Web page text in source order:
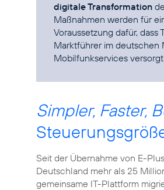
digitale Transformation
Maßnahmen werden für
Voraussetzung dafür,
Marktführer im deutschen
Mobilfunkservices
Simpler, Faster,
Seit der Übernahme von E-
Deutschland mehr als 25
gemeinsame IT-Plattform